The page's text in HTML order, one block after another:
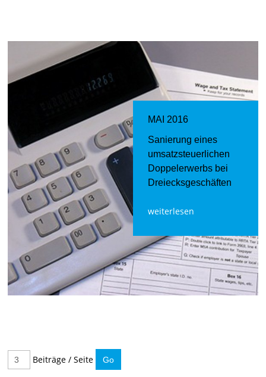
MAI 2016
Sanierung eines
umsatzsteuerlichen
Doppelerwerbs bei
Dreiecksgeschäften
weiterlesen
Beiträge / Seite